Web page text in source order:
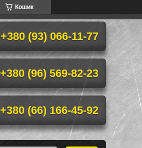
Кошик
+380 (93) 066-11-77
+380 (96) 569-82-23
+380 (66) 166-45-92